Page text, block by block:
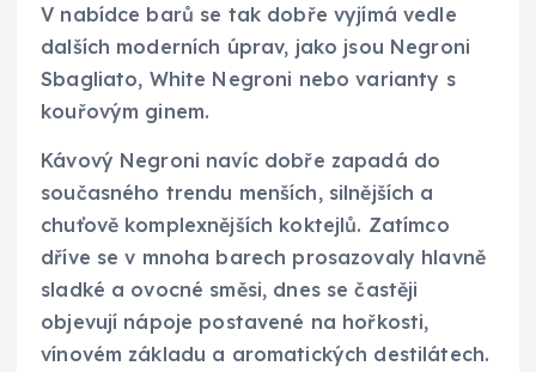
V nabídce barů se tak dobře vyjímá vedle
dalších moderních úprav, jako jsou Negroni
Sbagliato, White Negroni nebo varianty s
kouřovým ginem.
Kávový Negroni navíc dobře zapadá do
současného trendu menších, silnějších a
chuťově komplexnějších koktejlů. Zatímco
dříve se v mnoha barech prosazovaly hlavně
sladké a ovocné směsi, dnes se častěji
objevují nápoje postavené na hořkosti,
vínovém základu a aromatických destilátech.